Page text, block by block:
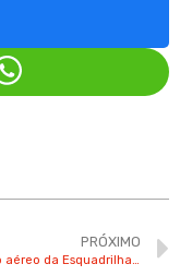
PRÓXIMO